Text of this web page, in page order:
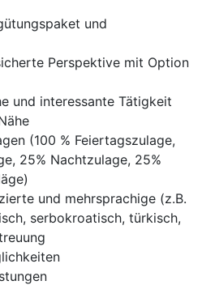
und
Perspektive mit Option
und interessante Tätigkeit
(100 % Feiertagszulage,
25% Nachtzulage, 25%
und mehrsprachige (z.B.
serbokroatisch, türkisch,